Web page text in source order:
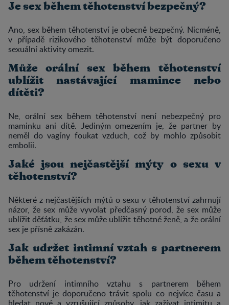
Je sex během těhotenství bezpečný?
​​​​​​Ano, sex během těhotenství je obecně bezpečný. Nicméně,
v případě rizikového těhotenství může být doporučeno
sexuální aktivity omezit.
Může orální sex během těhotenství
ublížit nastávající mamince nebo
dítěti?
​​​​​​Ne, orální sex během těhotenství není nebezpečný pro
maminku ani dítě. Jediným omezením je, že partner by
neměl do vagíny foukat vzduch, což by mohlo způsobit
embolii.
Jaké jsou nejčastější mýty o sexu v
těhotenství?
​​​​​Některé z nejčastějších mýtů o sexu v těhotenství zahrnují
názor, že sex může vyvolat předčasný porod, že sex může
ublížit děťátku, že sex může ublížit těhotné ženě, a že orální
sex je přísně zakázán.
Jak udržet intimní vztah s partnerem
během těhotenství?
​​​​​​Pro udržení intimního vztahu s partnerem během
těhotenství je doporučeno trávit spolu co nejvíce času a